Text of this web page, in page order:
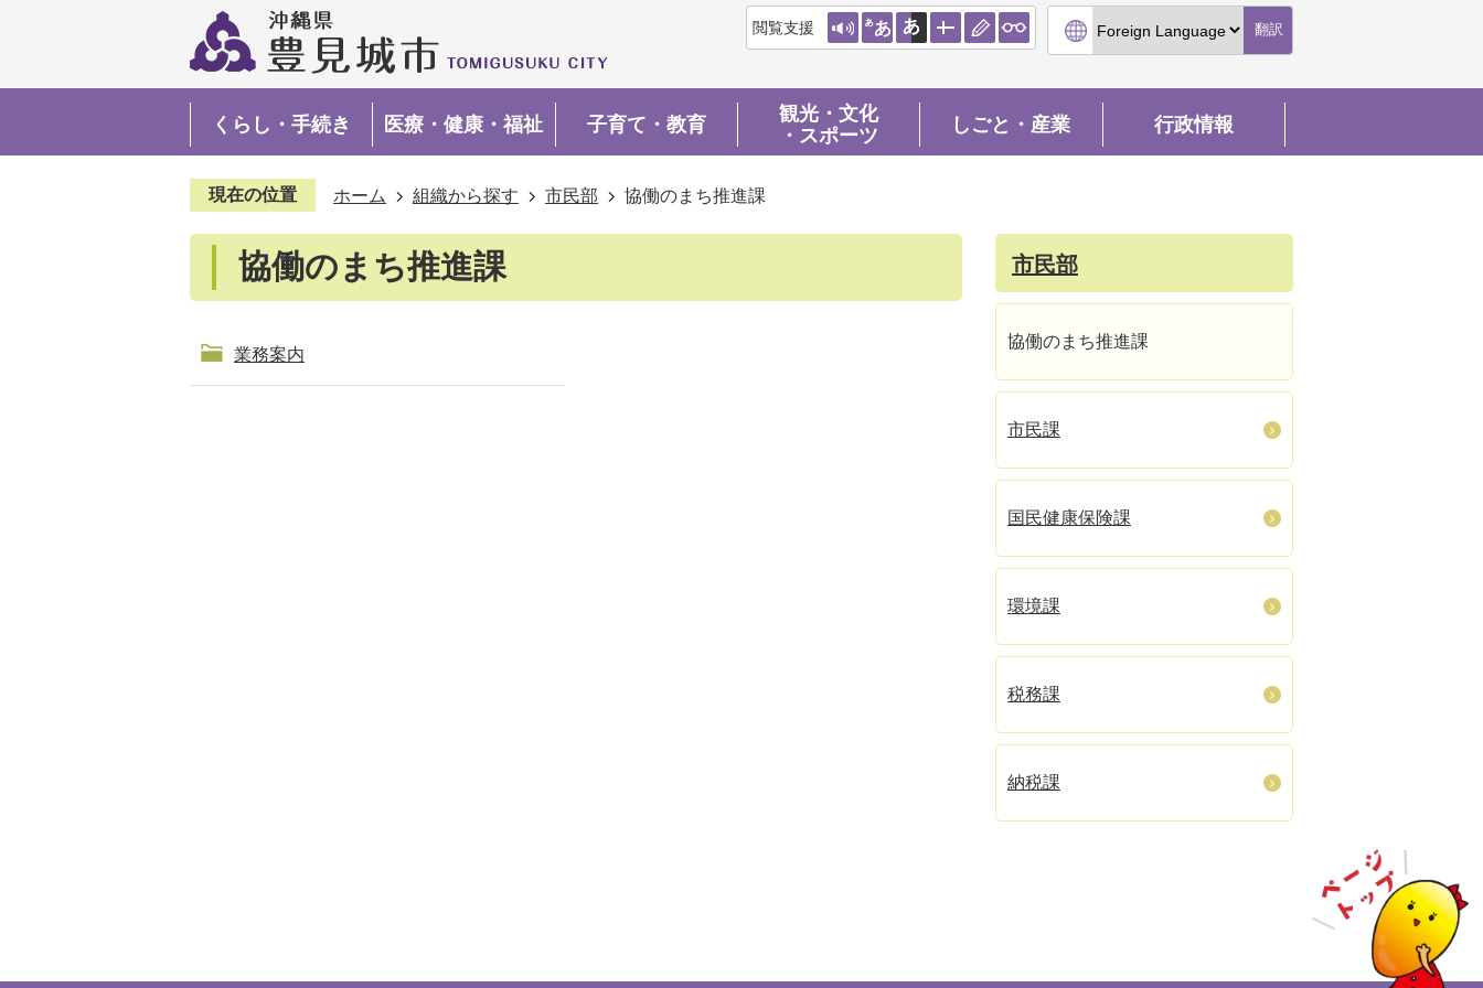
閲覧支援 翻訳
くらし・手続き 医療・健康・福祉 子育て・教育
観光・文化
・スポーツ
しごと・産業 行政情報
現在の位置 ホーム 組織から探す 市民部 協働のまち推進課
協働のまち推進課
業務案内
市民部
協働のまち推進課
市民課
国民健康保険課
環境課
税務課
納税課